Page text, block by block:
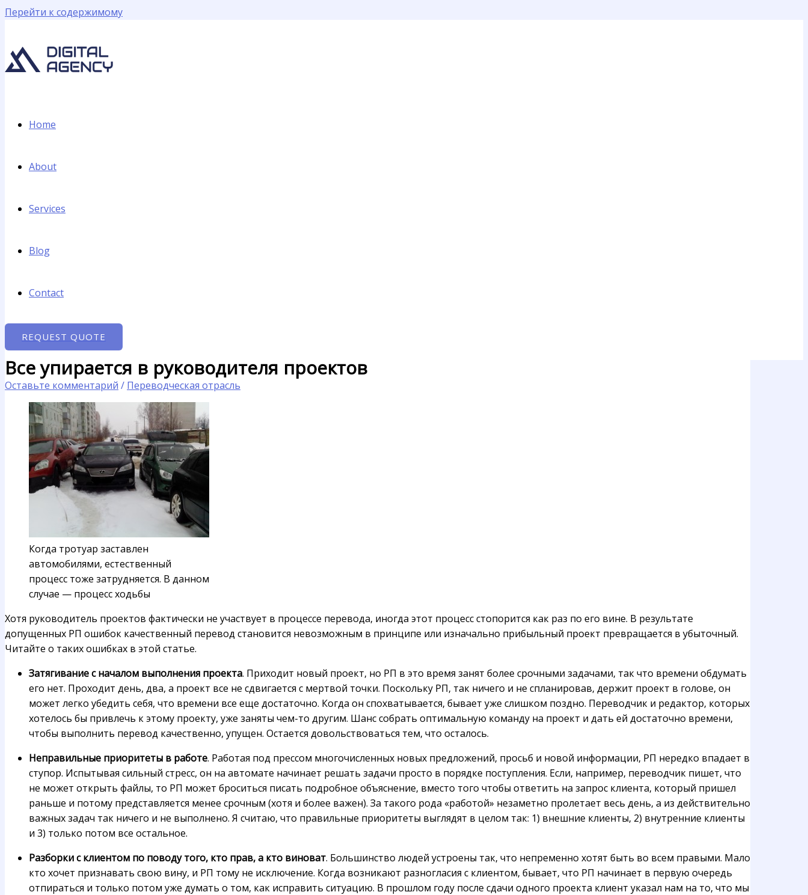
Перейти к содержимому
Home
About
Services
Blog
Contact
REQUEST QUOTE
Все упирается в руководителя проектов
Оставьте комментарий / Переводческая отрасль
Когда тротуар заставлен
автомобилями, естественный
процесс тоже затрудняется. В данном
случае — процесс ходьбы
Хотя руководитель проектов фактически не участвует в процессе перевода, иногда этот процесс стопорится как раз по его вине. В результате
допущенных РП ошибок качественный перевод становится невозможным в принципе или изначально прибыльный проект превращается в убыточный.
Читайте о таких ошибках в этой статье.
Затягивание с началом выполнения проекта. Приходит новый проект, но РП в это время занят более срочными задачами, так что времени обдумать
его нет. Проходит день, два, а проект все не сдвигается с мертвой точки. Поскольку РП, так ничего и не спланировав, держит проект в голове, он
может легко убедить себя, что времени все еще достаточно. Когда он спохватывается, бывает уже слишком поздно. Переводчик и редактор, которых
хотелось бы привлечь к этому проекту, уже заняты чем-то другим. Шанс собрать оптимальную команду на проект и дать ей достаточно времени,
чтобы выполнить перевод качественно, упущен. Остается довольствоваться тем, что осталось.
Неправильные приоритеты в работе. Работая под прессом многочисленных новых предложений, просьб и новой информации, РП нередко впадает в
ступор. Испытывая сильный стресс, он на автомате начинает решать задачи просто в порядке поступления. Если, например, переводчик пишет, что
не может открыть файлы, то РП может броситься писать подробное объяснение, вместо того чтобы ответить на запрос клиента, который пришел
раньше и потому представляется менее срочным (хотя и более важен). За такого рода «работой» незаметно пролетает весь день, а из действительно
важных задач так ничего и не выполнено. Я считаю, что правильные приоритеты выглядят в целом так: 1) внешние клиенты, 2) внутренние клиенты
и 3) только потом все остальное.
Разборки с клиентом по поводу того, кто прав, а кто виноват. Большинство людей устроены так, что непременно хотят быть во всем правыми. Мало
кто хочет признавать свою вину, и РП тому не исключение. Когда возникают разногласия с клиентом, бывает, что РП начинает в первую очередь
отпираться и только потом уже думать о том, как исправить ситуацию. В прошлом году после сдачи одного проекта клиент указал нам на то, что мы